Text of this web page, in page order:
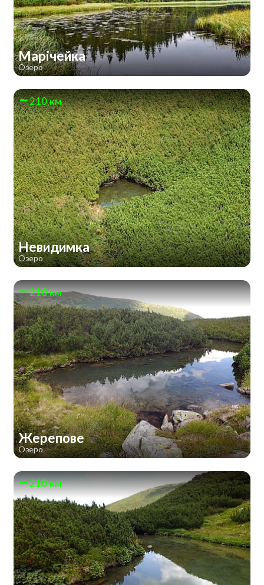
Марічейка
Озеро
210 км
Невидимка
Озеро
210 км
Жерепове
Озеро
210 км